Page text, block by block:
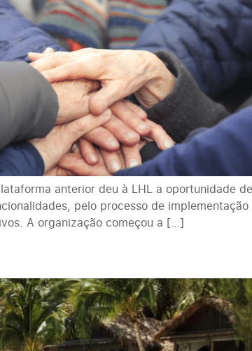
anterior deu à LHL a oportunidade
pelo processo de
A organização começou a […]